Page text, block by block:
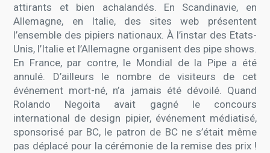
attirants et bien achalandés. En Scandinavie, en
Allemagne, en Italie, des sites web présentent
l’ensemble des pipiers nationaux. À l’instar des Etats-
Unis, l’Italie et l’Allemagne organisent des pipe shows.
En France, par contre, le Mondial de la Pipe a été
annulé. D’ailleurs le nombre de visiteurs de cet
événement mort-né, n’a jamais été dévoilé. Quand
Rolando Negoita avait gagné le concours
international de design pipier, événement médiatisé,
sponsorisé par BC, le patron de BC ne s’était même
pas déplacé pour la cérémonie de la remise des prix !